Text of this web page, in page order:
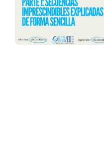
presencial
¿Qué es una
Nuestro Blog: El Dx
Imágenes de la
Lo que dicen sus